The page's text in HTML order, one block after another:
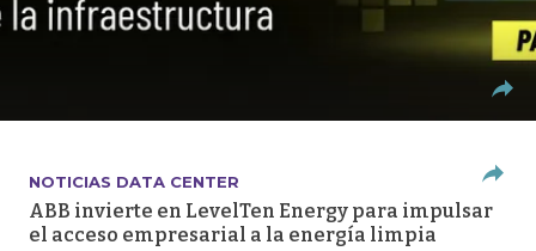
NOTICIAS DATA CENTER
ABB invierte en LevelTen Energy para impulsar
el acceso empresarial a la energía limpia